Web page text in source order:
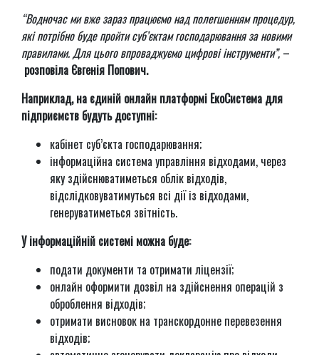
“Водночас ми вже зараз працюємо над полегшенням процедур,
які потрібно буде пройти суб’єктам господарювання за новими
правилами. Для цього впроваджуємо цифрові інструменти”, –
розповіла Євгенія Попович.
Наприклад, на єдиній онлайн платформі ЕкоСистема для
підприємств будуть доступні:
кабінет суб’єкта господарювання;
інформаційна система управління відходами, через
яку здійснюватиметься облік відходів,
відслідковуватимуться всі дії із відходами,
генеруватиметься звітність.
У інформаційній системі можна буде:
подати документи та отримати ліцензії;
онлайн оформити дозвіл на здійснення операцій з
оброблення відходів;
отримати висновок на транскордонне перевезення
відходів;